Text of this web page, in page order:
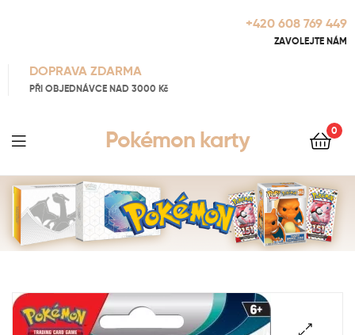
+420 608 769 449
ZAVOLEJTE NÁM
DOPRAVA ZDARMA
PŘI OBJEDNÁVCE NAD 3000 Kč
Pokémon karty 0